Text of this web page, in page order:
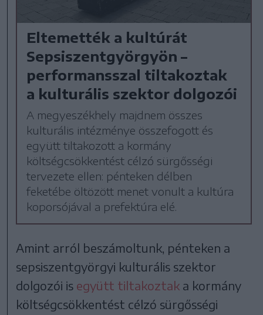
Eltemették a kultúrát
Sepsiszentgyörgyön –
performansszal tiltakoztak
a kulturális szektor dolgozói
A megyeszékhely majdnem összes
kulturális intézménye összefogott és
együtt tiltakozott a kormány
költségcsökkentést célzó sürgősségi
tervezete ellen: pénteken délben
feketébe öltözött menet vonult a kultúra
koporsójával a prefektúra elé.
Amint arról beszámoltunk, pénteken a
sepsiszentgyörgyi kulturális szektor
dolgozói is együtt tiltakoztak a kormány
költségcsökkentést célzó sürgősségi